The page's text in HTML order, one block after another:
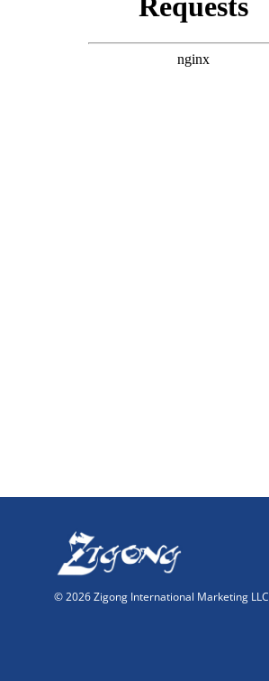
© 2026 Zigong International Marketing LLC